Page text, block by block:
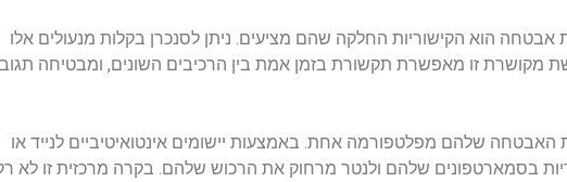
הוא הקישוריות החלקה שהם מציעים. ניתן לסנכרן בקלות מנעולים אלו
מקושרת זו מאפשרת תקשורת בזמן אמת בין הרכיבים השונים, ומבטיחה
שלהם מפלטפורמה אחת. באמצעות יישומים אינטואיטיביים לנייד או
בסמארטפונים שלהם ולנטר מרחוק את הרכוש שלהם. בקרה מרכזית זו לא